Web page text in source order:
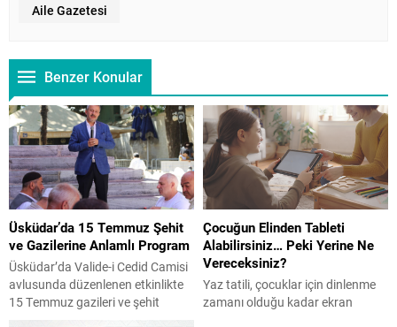
Aile Gazetesi
Benzer Konular
Üsküdar’da 15 Temmuz Şehit
ve Gazilerine Anlamlı Program
Üsküdar’da Valide-i Cedid Camisi
avlusunda düzenlenen etkinlikte
15 Temmuz gazileri ve şehit
Çocuğun Elinden Tableti
Alabilirsiniz… Peki Yerine Ne
Vereceksiniz?
Yaz tatili, çocuklar için dinlenme
zamanı olduğu kadar ekran